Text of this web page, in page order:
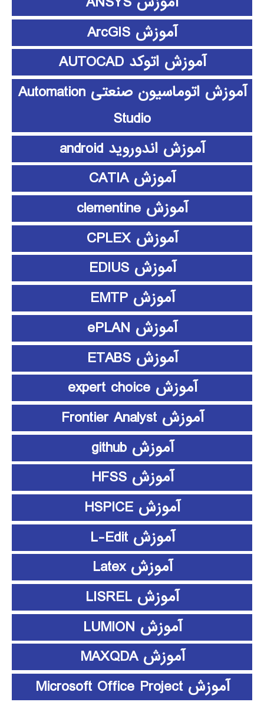
آموزش ArcGIS
آموزش اتوکد AUTOCAD
آموزش اتوماسیون صنعتی Automation
Studio
آموزش اندوروید android
آموزش CATIA
آموزش clementine
آموزش CPLEX
آموزش EDIUS
آموزش EMTP
آموزش ePLAN
آموزش ETABS
آموزش expert choice
آموزش Frontier Analyst
آموزش github
آموزش HFSS
آموزش HSPICE
آموزش L-Edit
آموزش Latex
آموزش LISREL
آموزش LUMION
آموزش MAXQDA
آموزش Microsoft Office Project